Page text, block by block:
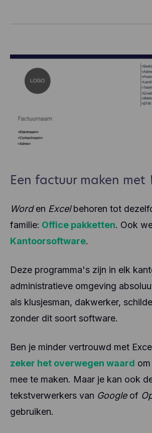
Een factuur maken met
Worden Excelbehoren tot
familie: Office pakketten. Ook
Kantoorsoftware.
Deze programma's zijn in elk
administratieve omgeving
als klusjesman, dakwerker,
zonder dit soort software.
Ben je minder vertrouwd met
zeker het overwegen waard
mee te maken. Maar je kan ook
tekstverwerkers van Googleof
gebruiken.